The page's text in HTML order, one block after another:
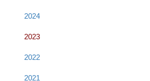
2024
2023
2022
2021